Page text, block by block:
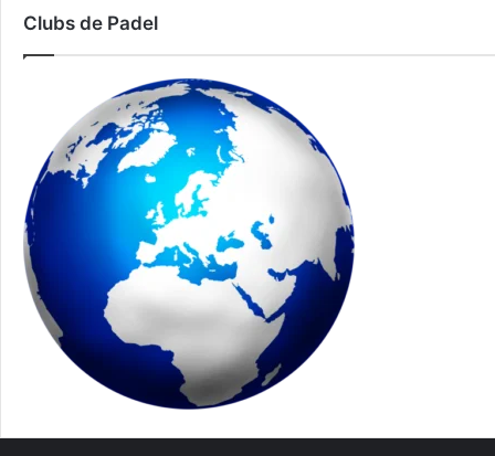
Clubs de Padel